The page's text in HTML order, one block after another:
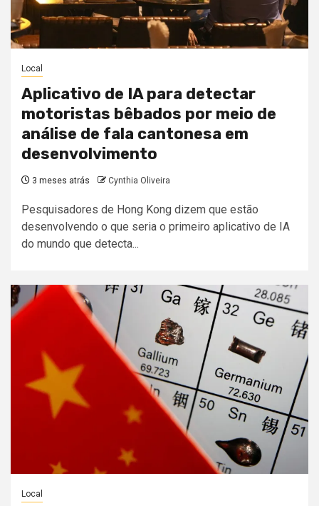
Local
Aplicativo de IA para detectar
motoristas bêbados por meio de
análise de fala cantonesa em
desenvolvimento
3 meses atrás Cynthia Oliveira
Pesquisadores de Hong Kong dizem que estão
desenvolvendo o que seria o primeiro aplicativo de IA
do mundo que detecta...
Local